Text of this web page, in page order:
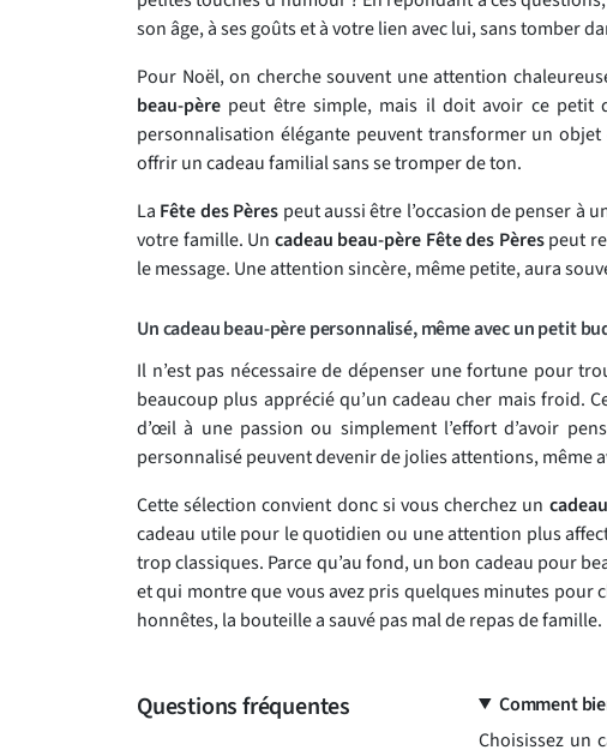
son âge, à ses goûts et à votre lien avec lui, sans tomber
Pour Noël, on cherche souvent une attention
beau-père peut être simple, mais il doit avoir ce petit
personnalisation élégante peuvent transformer un
offrir un cadeau familial sans se tromper de ton.
La Fête des Pères peut aussi être l’occasion de penser à
votre famille. Un cadeau beau-père Fête des Pèrespeut
le message. Une attention sincère, même petite, aura
Un cadeau beau-père personnalisé, même avec un petit
Il n’est pas nécessaire de dépenser une fortune pour
beaucoup plus apprécié qu’un cadeau cher mais froid.
d’œil à une passion ou simplement l’effort d’avoir
personnalisé peuvent devenir de jolies attentions, même
Cette sélection convient donc si vous cherchez un
cadeau utile pour le quotidien ou une attention plus
trop classiques. Parce qu’au fond, un bon cadeau pour
et qui montre que vous avez pris quelques minutes pour
honnêtes, la bouteille a sauvé pas mal de repas de famille.
Questions fréquentes
Comment
Choisissez un